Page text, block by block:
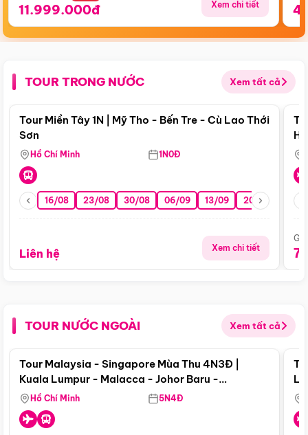
11.999.000đ Xem chi tiết
TOUR TRONG NƯỚC Xem tất cả
Điểm nổi bật
Tour Miền Tây 1N | Mỹ Tho - Bến Tre - Cù Lao Thới
Sơn
Hồ Chí Minh 1N0Đ
16/08 23/08 30/08 06/09 13/09 20/09 27/09
Liên hệ Xem chi tiết
TOUR NƯỚC NGOÀI Xem tất cả
Điểm nổi bật
Tour Malaysia - Singapore Mùa Thu 4N3Đ |
Kuala Lumpur - Malacca - Johor Baru -
Singapore
Hồ Chí Minh 5N4Đ